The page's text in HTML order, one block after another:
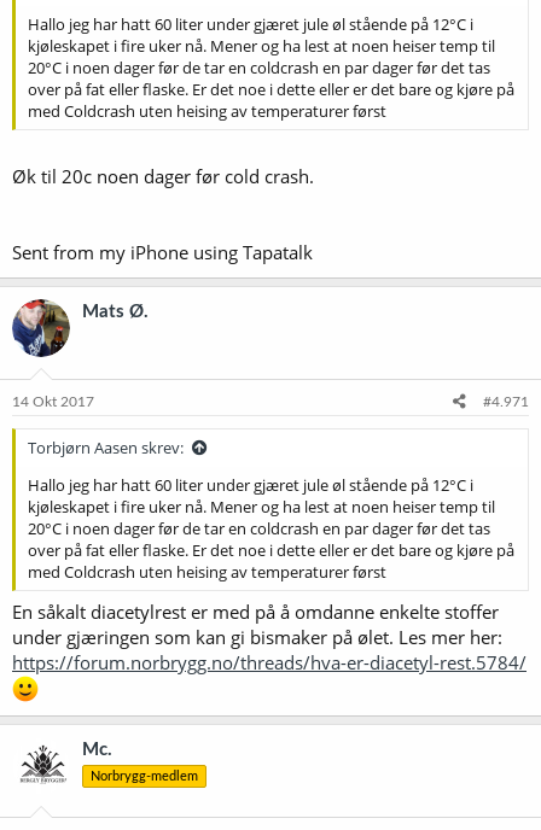
Hallo jeg har hatt 60 liter under gjæret jule øl stående på 12°C i
kjøleskapet i fire uker nå. Mener og ha lest at noen heiser temp til
20°C i noen dager før de tar en coldcrash en par dager før det tas
over på fat eller flaske. Er det noe i dette eller er det bare og kjøre på
med Coldcrash uten heising av temperaturer først
Øk til 20c noen dager før cold crash.
Sent from my iPhone using Tapatalk
Mats Ø.
14 Okt 2017 #4.971
Torbjørn Aasen skrev:
Hallo jeg har hatt 60 liter under gjæret jule øl stående på 12°C i
kjøleskapet i fire uker nå. Mener og ha lest at noen heiser temp til
20°C i noen dager før de tar en coldcrash en par dager før det tas
over på fat eller flaske. Er det noe i dette eller er det bare og kjøre på
med Coldcrash uten heising av temperaturer først
En såkalt diacetylrest er med på å omdanne enkelte stoffer
under gjæringen som kan gi bismaker på ølet. Les mer her:
https://forum.norbrygg.no/threads/hva-er-diacetyl-rest.5784/
Mc.
Norbrygg-medlem